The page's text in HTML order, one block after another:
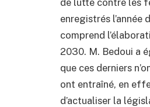
enregistrés
comprend
2030. M. Bedoui a
que ces derniers
ont entraîné, en
d’actualiser la